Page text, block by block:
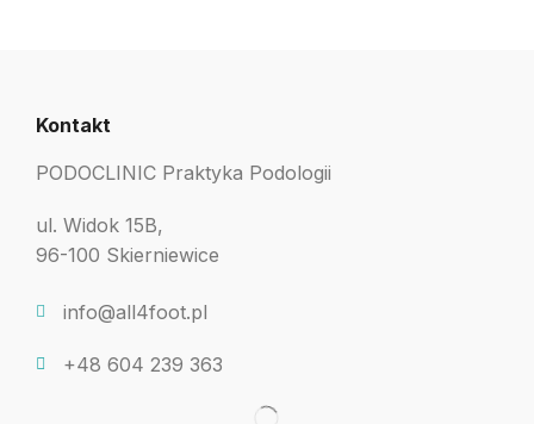
Kontakt
PODOCLINIC Praktyka Podologii
ul. Widok 15B,
96-100 Skierniewice
info@all4foot.pl
+48 604 239 363